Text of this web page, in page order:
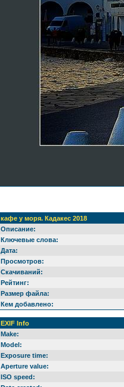
кафе у моря. Кадакес 2018
Описание:
Ключевые слова:
Дата:
Просмотров:
Скачиваний:
Рейтинг:
Размер файла:
Кем добавлено:
EXIF Info
Make:
Model:
Exposure time:
Aperture value:
ISO speed: